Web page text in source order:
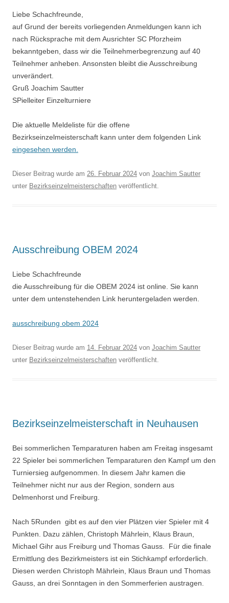
Liebe Schachfreunde,
auf Grund der bereits vorliegenden Anmeldungen kann ich
nach Rücksprache mit dem Ausrichter SC Pforzheim
bekanntgeben, dass wir die Teilnehmerbegrenzung auf 40
Teilnehmer anheben. Ansonsten bleibt die Ausschreibung
unverändert.
Gruß Joachim Sautter
SPielleiter Einzelturniere
Die aktuelle Meldeliste für die offene
Bezirkseinzelmeisterschaft kann unter dem folgenden Link
eingesehen werden.
Dieser Beitrag wurde am 26. Februar 2024 von Joachim Sautter
unter Bezirkseinzelmeisterschaften veröffentlicht.
Ausschreibung OBEM 2024
Liebe Schachfreunde
die Ausschreibung für die OBEM 2024 ist online. Sie kann
unter dem untenstehenden Link heruntergeladen werden.
ausschreibung obem 2024
Dieser Beitrag wurde am 14. Februar 2024 von Joachim Sautter
unter Bezirkseinzelmeisterschaften veröffentlicht.
Bezirkseinzelmeisterschaft in Neuhausen
Bei sommerlichen Temparaturen haben am Freitag insgesamt
22 Spieler bei sommerlichen Temparaturen den Kampf um den
Turniersieg aufgenommen. In diesem Jahr kamen die
Teilnehmer nicht nur aus der Region, sondern aus
Delmenhorst und Freiburg.
Nach 5Runden gibt es auf den vier Plätzen vier Spieler mit 4
Punkten. Dazu zählen, Christoph Mährlein, Klaus Braun,
Michael Gihr aus Freiburg und Thomas Gauss. Für die finale
Ermittlung des Bezirkmeisters ist ein Stichkampf erforderlich.
Diesen werden Christoph Mährlein, Klaus Braun und Thomas
Gauss, an drei Sonntagen in den Sommerferien austragen.